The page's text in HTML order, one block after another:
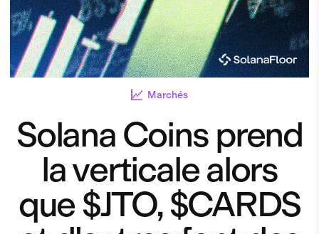
Marchés
Solana Coins prend
la verticale alors
que $JTO, $CARDS